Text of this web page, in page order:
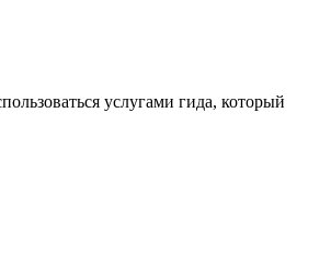
услугами гида, который